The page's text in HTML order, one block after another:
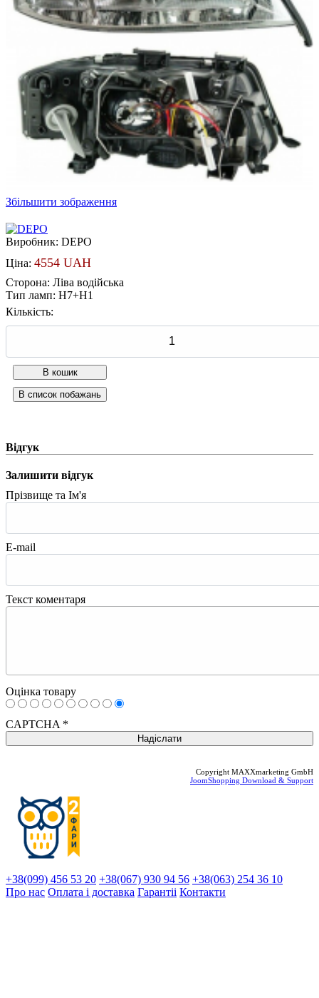
Збільшити зображення
Виробник: DEPO
Ціна: 4554 UAH
Сторона: Ліва водійська
Тип ламп: H7+H1
Кількість:
Відгук
Залишити відгук
Прізвище та Ім'я
E-mail
Текст коментаря
Оцінка товару
CAPTCHA *
Copyright MAXXmarketing GmbH
JoomShopping Download & Support
+38(099) 456 53 20 +38(067) 930 94 56 +38(063) 254 36 10
Про нас Оплата і доставка Гарантіi Контакти